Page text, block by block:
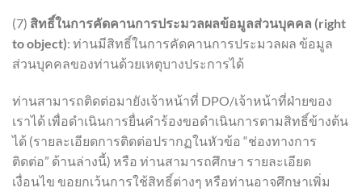
(7) สิทธิ์ในการคัดคานการประมวลผลข้อมูลส่วนบุคคล (right
to object): ท่านมีสิทธิ์ในการคัดคานการประมวลผล ข้อมูล
ส่วนบุคคลของท่านด้วยเหตุบางประการได้
ท่านสามารถติดต่อมายังเจ้าหน้าที่ DPO/เจ้าหน้าที่ฝ่ายของ
เราได้ เพื่อดำเนินการยื่นคำร้องขอดำเนินการตามสิทธิ์ข้างต้น
ได้ (รายละเอียดการติดต่อปรากฏในหัวข้อ “ช่องทางการ
ติดต่อ” ด้านล่างนี้) หรือ ท่านสามารถศึกษา รายละเอียด
เงื่อนไข ขอยกเว้นการใช้สิทธิ์ต่างๆ หรือท่านอาจศึกษาเพิ่ม